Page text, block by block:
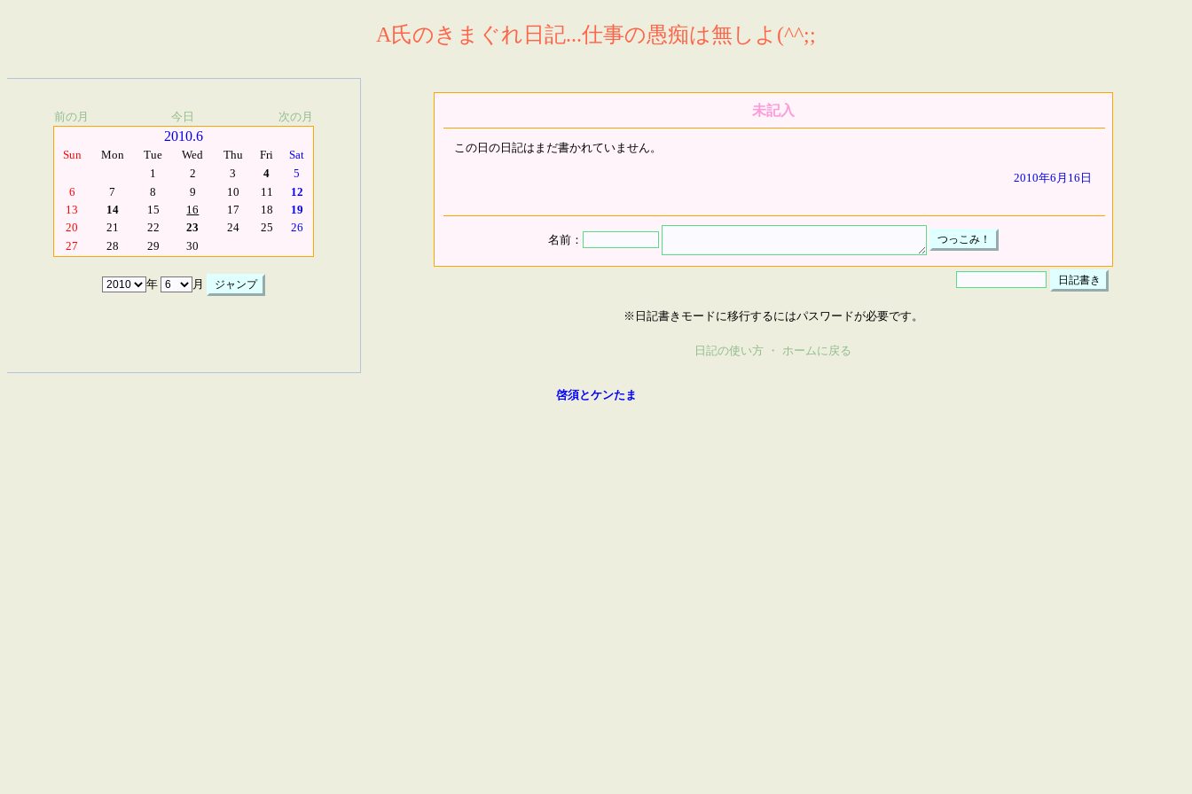
A氏のきまぐれ日記...仕事の愚痴は無しよ(^^;;
前の月 今日 次の月
2010.6
Sun Mon Tue Wed Thu Fri
Sat
1
2 3 4
5
6
7 8 9 10 11
12
13
14 15 16 17 18
19
20
21 22 23 24 25
26
27
28 29 30
年 月
未記入
この日の日記はまだ書かれていません。
2010年6月16日
名前：
※日記書きモードに移行するにはパスワードが必要です。
日記の使い方 ・ ホームに戻る
啓須とケンたま